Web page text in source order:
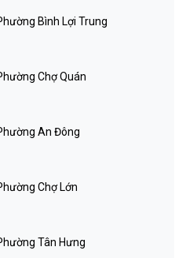
Bình Lợi Trung
Chợ Quán
An Đông
Chợ Lớn
Tân Hưng